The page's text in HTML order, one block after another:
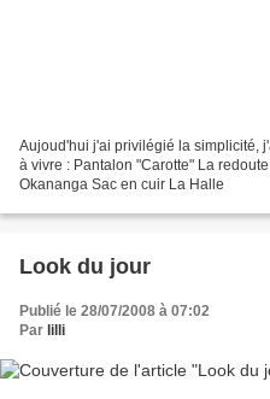
Aujoud'hui j'ai privilégié la simplicité,
à vivre : Pantalon "Carotte" La
Okananga Sac en cuir La Halle
Look du jour
Publié le 28/07/2008 à 07:02
Par lilli